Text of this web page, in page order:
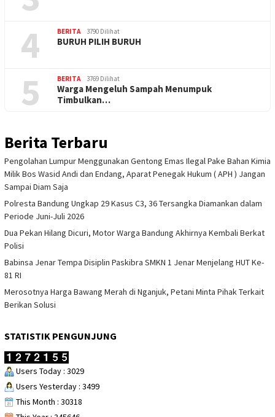
4 BERITA 3790 Dilihat
BURUH PILIH BURUH
5 BERITA 3769 Dilihat
Warga Mengeluh Sampah Menumpuk
Timbulkan…
Berita Terbaru
Pengolahan Lumpur Menggunakan Gentong Emas Ilegal Pake Bahan Kimia
Milik Bos Wasid Andi dan Endang, Aparat Penegak Hukum ( APH ) Jangan
Sampai Diam Saja
Polresta Bandung Ungkap 29 Kasus C3, 36 Tersangka Diamankan dalam
Periode Juni-Juli 2026
Dua Pekan Hilang Dicuri, Motor Warga Bandung Akhirnya Kembali Berkat
Polisi
Babinsa Jenar Tempa Disiplin Paskibra SMKN 1 Jenar Menjelang HUT Ke-
81 RI
Merosotnya Harga Bawang Merah di Nganjuk, Petani Minta Pihak Terkait
Berikan Solusi
STATISTIK PENGUNJUNG
Users Today : 3029
Users Yesterday : 3499
This Month : 30318